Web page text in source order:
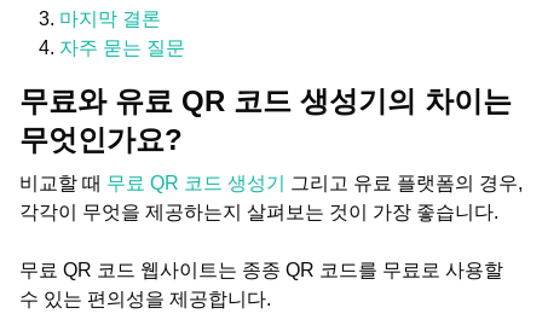
마지막 결론
자주 묻는 질문
무료와 유료 QR 코드 생성기의 차이는
무엇인가요?
비교할 때 무료 QR 코드 생성기
그리고 유료 플랫폼의 경우,
각각이 무엇을 제공하는지 살펴보는 것이 가장 좋습니다.
무료 QR 코드 웹사이트는 종종 QR 코드를 무료로 사용할
수 있는 편의성을 제공합니다.